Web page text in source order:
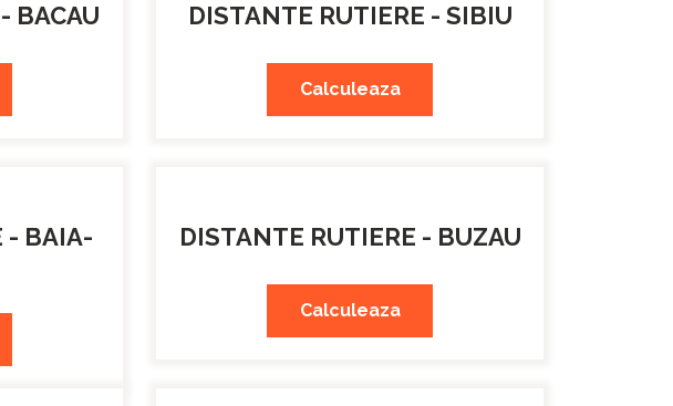
BACAU DISTANTE RUTIERE - SIBIU
Calculeaza
- BAIA-
DISTANTE RUTIERE - BUZAU
Calculeaza